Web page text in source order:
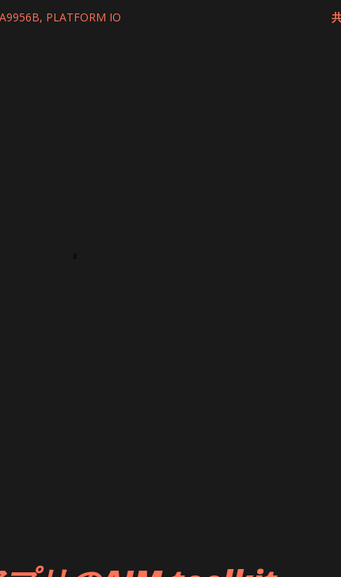
PLATFORM IO